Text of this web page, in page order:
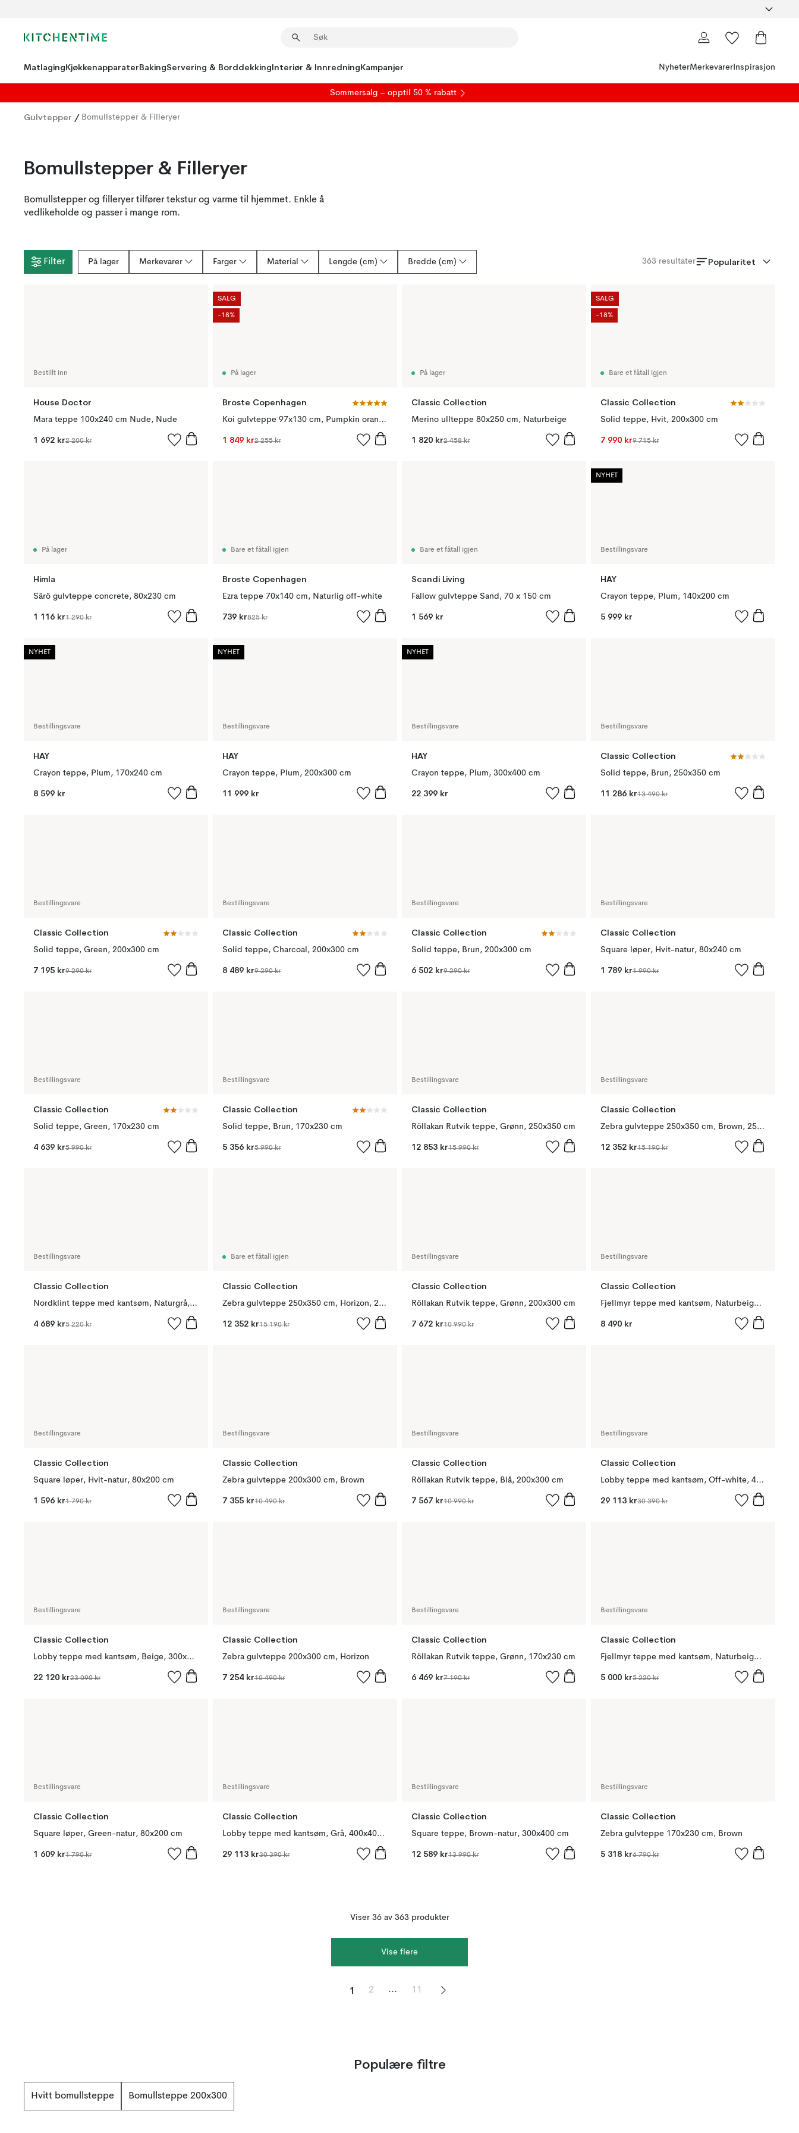
MatlagingKjøkkenapparaterBakingServering & BorddekkingInteriør & InnredningKampanjer NyheterMerkevarer Inspirasjon
Sommersalg – opptil 50 % rabatt
Gulvtepper / Bomullstepper & Filleryer
Bomullstepper & Filleryer
Bomullstepper og filleryer tilfører tekstur og varme til hjemmet. Enkle å
vedlikeholde og passer i mange rom.
Filter På lager Merkevarer Farger Material Lengde (cm) Bredde (cm) 363 resultater Popularitet
Bestillt inn
House Doctor
Mara teppe 100x240 cm Nude, Nude
1 692 kr2 200 kr
På lager
Broste Copenhagen
Koi gulvteppe 97x130 cm, Pumpkin orange
1 849 kr2 255 kr
SALG
-18%
På lager
Classic Collection
Merino ullteppe 80x250 cm, Naturbeige
1 820 kr2 458 kr
Bare et fåtall igjen
Classic Collection
Solid teppe, Hvit, 200x300 cm
7 990 kr9 715 kr
SALG
-18%
På lager
Himla
Särö gulvteppe concrete, 80x230 cm
1 116 kr1 290 kr
Bare et fåtall igjen
Broste Copenhagen
Ezra teppe 70x140 cm, Naturlig off-white
739 kr825 kr
Bare et fåtall igjen
Scandi Living
Fallow gulvteppe Sand, 70 x 150 cm
1 569 kr
Bestillingsvare
HAY
Crayon teppe, Plum, 140x200 cm
5 999 kr
NYHET
Bestillingsvare
HAY
Crayon teppe, Plum, 170x240 cm
8 599 kr
NYHET
Bestillingsvare
HAY
Crayon teppe, Plum, 200x300 cm
11 999 kr
NYHET
Bestillingsvare
HAY
Crayon teppe, Plum, 300x400 cm
22 399 kr
NYHET
Bestillingsvare
Classic Collection
Solid teppe, Brun, 250x350 cm
11 286 kr13 490 kr
Bestillingsvare
Classic Collection
Solid teppe, Green, 200x300 cm
7 195 kr9 290 kr
Bestillingsvare
Classic Collection
Solid teppe, Charcoal, 200x300 cm
8 489 kr9 290 kr
Bestillingsvare
Classic Collection
Solid teppe, Brun, 200x300 cm
6 502 kr9 290 kr
Bestillingsvare
Classic Collection
Square løper, Hvit-natur, 80x240 cm
1 789 kr1 990 kr
Bestillingsvare
Classic Collection
Solid teppe, Green, 170x230 cm
4 639 kr5 990 kr
Bestillingsvare
Classic Collection
Solid teppe, Brun, 170x230 cm
5 356 kr5 990 kr
Bestillingsvare
Classic Collection
Röllakan Rutvik teppe, Grønn, 250x350 cm
12 853 kr15 990 kr
Bestillingsvare
Classic Collection
Zebra gulvteppe 250x350 cm, Brown, 250x350 cm
12 352 kr15 190 kr
Bestillingsvare
Classic Collection
Nordklint teppe med kantsøm, Naturgrå, 140x200 cm
4 689 kr5 220 kr
Bare et fåtall igjen
Classic Collection
Zebra gulvteppe 250x350 cm, Horizon, 250x350 cm
12 352 kr15 190 kr
Bestillingsvare
Classic Collection
Röllakan Rutvik teppe, Grønn, 200x300 cm
7 672 kr10 990 kr
Bestillingsvare
Classic Collection
Fjellmyr teppe med kantsøm, Naturbeige, 200x300 cm
8 490 kr
Bestillingsvare
Classic Collection
Square løper, Hvit-natur, 80x200 cm
1 596 kr1 790 kr
Bestillingsvare
Classic Collection
Zebra gulvteppe 200x300 cm, Brown
7 355 kr10 490 kr
Bestillingsvare
Classic Collection
Röllakan Rutvik teppe, Blå, 200x300 cm
7 567 kr10 990 kr
Bestillingsvare
Classic Collection
Lobby teppe med kantsøm, Off-white, 400x400 cm
29 113 kr30 390 kr
Bestillingsvare
Classic Collection
Lobby teppe med kantsøm, Beige, 300x400 cm
22 120 kr23 090 kr
Bestillingsvare
Classic Collection
Zebra gulvteppe 200x300 cm, Horizon
7 254 kr10 490 kr
Bestillingsvare
Classic Collection
Röllakan Rutvik teppe, Grønn, 170x230 cm
6 469 kr7 190 kr
Bestillingsvare
Classic Collection
Fjellmyr teppe med kantsøm, Naturbeige, 140x200 cm
5 000 kr5 220 kr
Bestillingsvare
Classic Collection
Square løper, Green-natur, 80x200 cm
1 609 kr1 790 kr
Bestillingsvare
Classic Collection
Lobby teppe med kantsøm, Grå, 400x400 cm
29 113 kr30 390 kr
Bestillingsvare
Classic Collection
Square teppe, Brown-natur, 300x400 cm
12 589 kr13 990 kr
Bestillingsvare
Classic Collection
Zebra gulvteppe 170x230 cm, Brown
5 318 kr6 790 kr
Viser 36 av 363 produkter
Vise flere
1 2 ... 11
Populære filtre
Hvitt bomullsteppe Bomullsteppe 200x300